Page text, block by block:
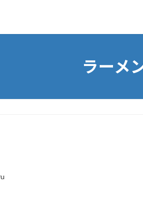
ラーメ